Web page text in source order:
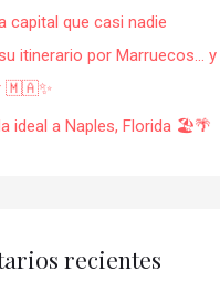
capital que casi nadie
itinerario por Marruecos… y
🇲🇦✨
ideal a Naples, Florida 🏖️🌴
recientes